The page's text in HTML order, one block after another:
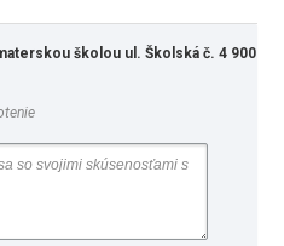
ul. Školská č. 4 900